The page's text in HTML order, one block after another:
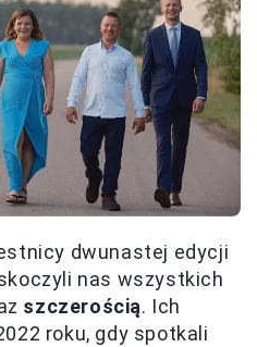
dwunastej edycji
nas wszystkich
szczerością. Ich
roku, gdy spotkali